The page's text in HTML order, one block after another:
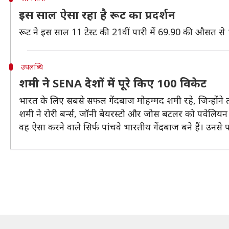
इस साल ऐसा रहा है रूट का प्रदर्शन
रूट ने इस साल 11 टेस्ट की 21वीं पारी में 69.90 की औसत
उपलब्धि
शमी ने SENA देशों में पूरे किए 100 विकेट
भारत के लिए सबसे सफल गेंदबाज मोहम्मद शमी रहे, जिन्होंने
शमी ने रोरी बर्न्स, जॉनी बेयरस्टो और जोस बटलर को
वह ऐसा करने वाले सिर्फ पांचवे भारतीय गेंदबाज बने हैं।